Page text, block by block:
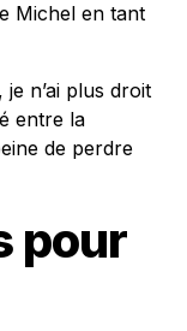
Michel en tant
n’ai plus droit
entre la
de perdre
pour